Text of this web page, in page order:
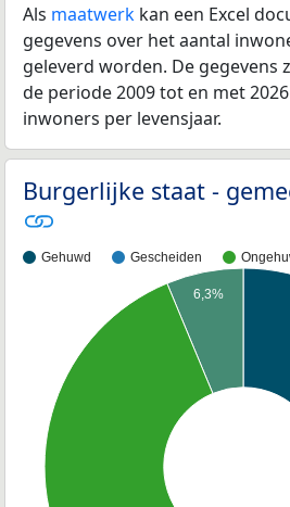
Als maatwerk kan een Excel
gegevens over het aantal
geleverd worden. De gegevens
de periode 2009 tot en met
inwoners per levensjaar.
Burgerlijke staat -
Gehuwd Gescheiden
6,3%